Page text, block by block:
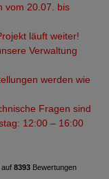
vom 20.07. bis
läuft weiter!
Verwaltung
werden wie
Fragen sind
12:00 – 16:00
auf 8393 Bewertungen